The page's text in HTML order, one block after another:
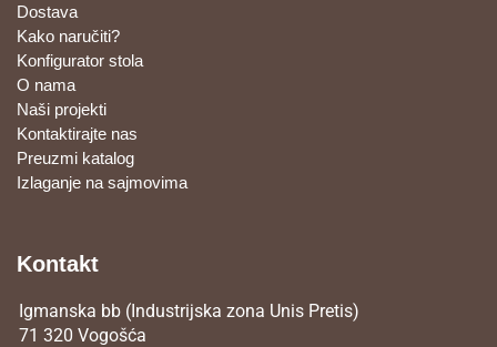
Dostava
Kako naručiti?
Konfigurator stola
O nama
Naši projekti
Kontaktirajte nas
Preuzmi katalog
Izlaganje na sajmovima
Kontakt
Igmanska bb (Industrijska zona Unis Pretis)
71 320 Vogošća